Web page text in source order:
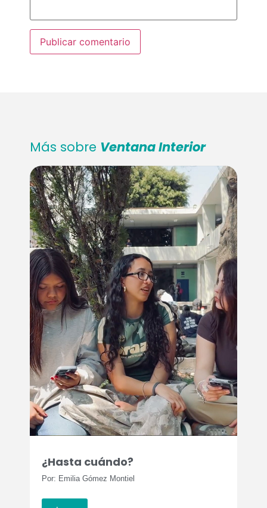
Más sobre Ventana Interior
¿Hasta cuándo?
Por: Emilia Gómez Montiel